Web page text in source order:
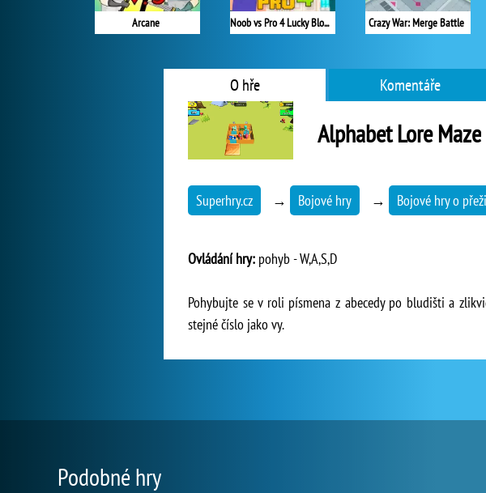
Arcane Noob vs Pro 4 Lucky Block Crazy War: Merge Battle
O hře Komentáře
Alphabet Lore Maze
Superhry.cz → Bojové hry → Bojové hry o
Ovládání hry: pohyb - W,A,S,D
Pohybujte se v roli písmena z abecedy po bludišti a
stejné číslo jako vy.
Podobné hry